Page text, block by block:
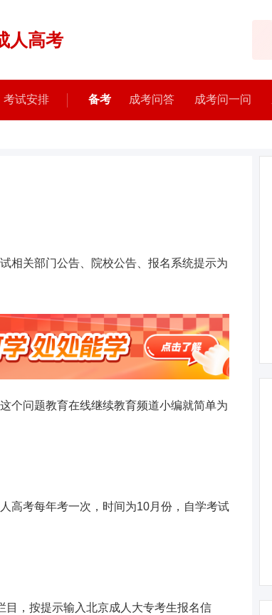
人高考
考试安排 备考 成考问答 成考问一问
相关部门公告、院校公告、报名系统提示为
个问题教育在线继续教育频道小编就简单为
高考每年考一次，时间为10月份，自学考试
，按提示输入北京成人大专考生报名信